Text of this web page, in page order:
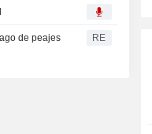
de peajes
RE